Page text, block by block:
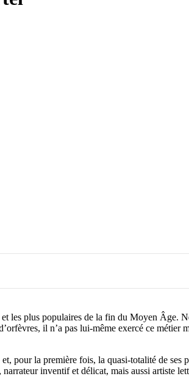
les plus populaires de la fin du Moyen
il n’a pas lui-même exercé ce
pour la première fois, la quasi-totalité de ses
inventif et délicat, mais aussi artiste